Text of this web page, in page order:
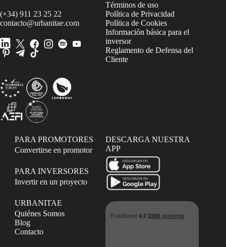
(+34) 911 23 25 22
contacto@urbanitae.com
Términos de uso
Política de Privacidad
Política de Cookies
Información básica para el
inversor
Reglamento de Defensa del
Cliente
PARA PROMOTORES
Convertirse en promotor
PARA INVERSORES
Invertir en un proyecto
URBANITAE
Quiénes Somos
Blog
Contacto
DESCARGA NUESTRA
APP